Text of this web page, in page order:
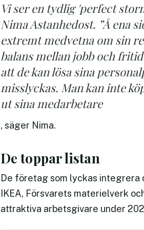
Vi ser en tydlig 'perfect
Nima Astanhedost. ”Å ena
extremt medvetna om sin
balans mellan jobb och
att de kan lösa sina
misslyckas. Man kan inte
ut sina medarbetare
, säger Nima.
De toppar listan
De företag som lyckas integrera
IKEA, Försvarets materielverk
attraktiva arbetsgivare under